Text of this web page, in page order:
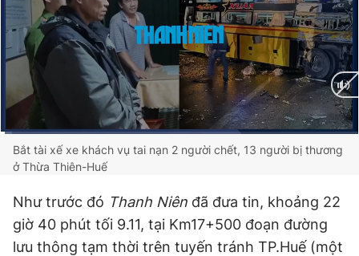
Current
Time
0:02 Duration
1:35
Bắt tài xế xe khách vụ tai nạn 2 người chết, 13 người bị thương
ở Thừa Thiên-Huế
Như trước đó Thanh Niên đã đưa tin, khoảng 22
giờ 40 phút tối 9.11, tại Km17+500 đoạn đường
lưu thông tạm thời trên tuyến tránh TP.Huế (một